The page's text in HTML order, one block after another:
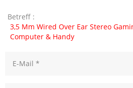
Betreff :
3,5 Mm Wired Over Ear Stereo
Computer & Handy